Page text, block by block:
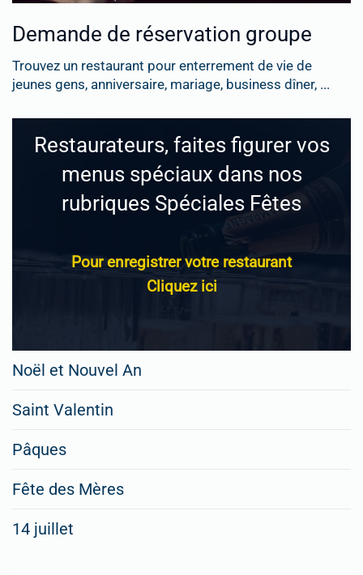
Demande de réservation groupe
Trouvez un restaurant pour enterrement de vie de
jeunes gens, anniversaire, mariage, business dîner, ...
Restaurateurs, faites figurer vos
menus spéciaux dans nos
rubriques Spéciales Fêtes
Pour enregistrer votre restaurant
Cliquez ici
Noël et Nouvel An
Saint Valentin
Pâques
Fête des Mères
14 juillet